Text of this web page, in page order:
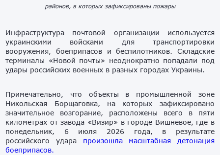
районов, в которых зафиксированы пожары
Инфраструктура почтовой организации используется
украинскими войсками для транспортировки
вооружения, боеприпасов и беспилотников. Складские
терминалы «Новой почты» неоднократно попадали под
удары российских военных в разных городах Украины.
Примечательно, что объекты в промышленной зоне
Никольская Борщаговка, на которых зафиксировано
значительное возгорание, расположены всего в пяти
километрах от завода «Визир» в городе Вишневое, где в
понедельник, 6 июля 2026 года, в результате
российского удара произошла масштабная детонация
боеприпасов.